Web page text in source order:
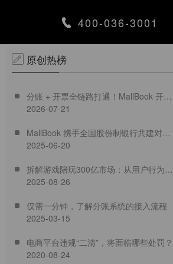
智慧景区
分账让智慧景区交易更智能
集市/夜市
医疗行业
加速医疗行业数字化转型
装修行业
合理分配装修资金款
规
，筑牢企业发展安全防线
取银行金融服务
400-036-3001
原创热榜
分账 + 开票全链路打通！MallBook 开票
功能正式上线
2026-07-21
MallBook 携手全国股份制银行共建对公
专业结算新生态
2025-06-20
拆解游戏陪玩300亿市场：从用户行为到
合规破局，MallBook分账方案如何重塑
2025-08-26
仅需一分钟，了解分账系统的接入流程
2025-03-15
电商平台违规“二清”，将面临哪些处罚？
2020-08-24